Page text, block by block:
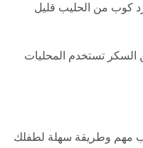
كوب من الحليب قليل
السكر تستخدم المحليات
مهم وطريقة سهلة لطفلك